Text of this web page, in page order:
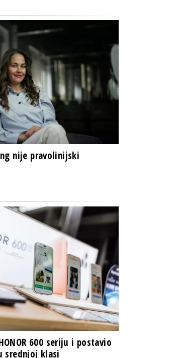
nije pravolinijski
600 seriju i postavio
srednjoj klasi